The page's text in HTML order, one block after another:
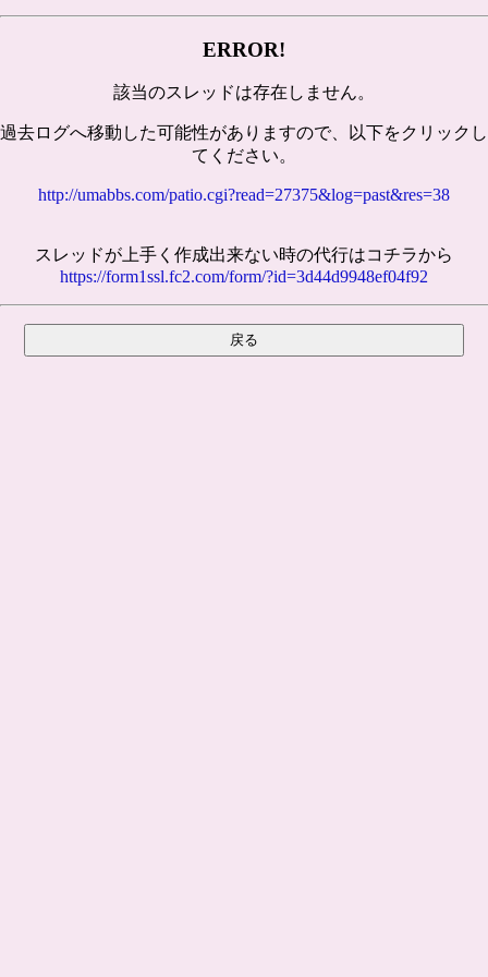
ERROR!
該当のスレッドは存在しません。
過去ログへ移動した可能性がありますので、以下をクリックし
てください。
http://umabbs.com/patio.cgi?read=27375&log=past&res=38
スレッドが上手く作成出来ない時の代行はコチラから
https://form1ssl.fc2.com/form/?id=3d44d9948ef04f92